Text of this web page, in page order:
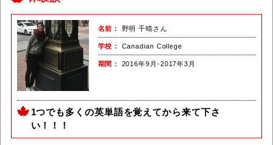
名前 野明 千晴さん
学校 Canadian College
期間 2016年9月-2017年3月
1つでも多くの英単語を覚えてから来て下さ
い！！！